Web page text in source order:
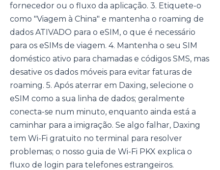
fornecedor ou o fluxo da aplicação. 3. Etiquete-o
como "Viagem à China" e mantenha o roaming de
dados ATIVADO para o eSIM, o que é necessário
para os eSIMs de viagem. 4. Mantenha o seu SIM
doméstico ativo para chamadas e códigos SMS, mas
desative os dados móveis para evitar faturas de
roaming. 5. Após aterrar em Daxing, selecione o
eSIM como a sua linha de dados; geralmente
conecta-se num minuto, enquanto ainda está a
caminhar para a imigração. Se algo falhar, Daxing
tem Wi-Fi gratuito no terminal para resolver
problemas; o nosso guia de Wi-Fi PKX explica o
fluxo de login para telefones estrangeiros.